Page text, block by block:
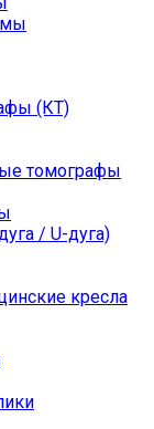
(КТ)
томографы
/ U-дуга)
кресла